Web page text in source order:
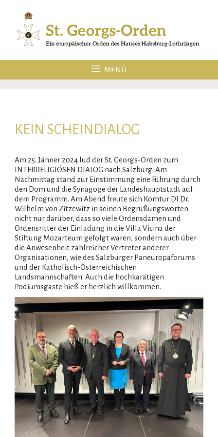
springen
MENÜ
KEIN SCHEINDIALOG
Am 25. Jänner 2024 lud der St. Georgs-Orden zum
INTERRELIGIÖSEN DIALOG nach Salzburg. Am
Nachmittag stand zur Einstimmung eine Führung durch
den Dom und die Synagoge der Landeshauptstadt auf
dem Programm. Am Abend freute sich Komtur DI Dr.
Wilhelm von Zitzewitz in seinen Begrüßungsworten
nicht nur darüber, dass so viele Ordensdamen und
Ordensritter der Einladung in die Villa Vicina der
Stiftung Mozarteum gefolgt waren, sondern auch über
die Anwesenheit zahlreicher Vertreter anderer
Organisationen, wie des Salzburger Paneuropaforums
und der Katholisch-Österreichischen
Landsmannschaften. Auch die hochkarätigen
Podiumsgäste hieß er herzlich willkommen.